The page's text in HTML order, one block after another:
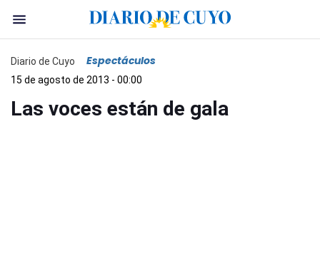
Diario de Cuyo Espectáculos
15 de agosto de 2013 - 00:00
Las voces están de gala